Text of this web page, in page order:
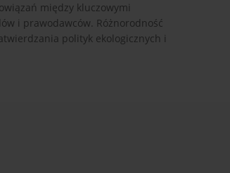
między kluczowymi
i prawodawców. Różnorodność
polityk ekologicznych i